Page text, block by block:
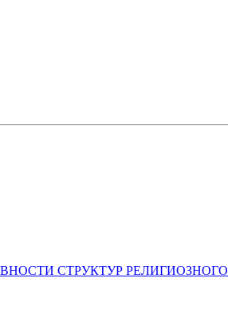
СТРУКТУР РЕЛИГИОЗНОГО